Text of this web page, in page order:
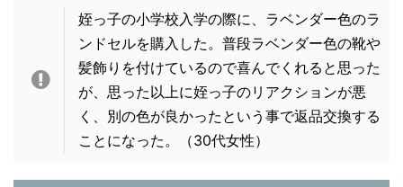
姪っ子の小学校入学の際に、ラベンダー色のラ
ンドセルを購入した。普段ラベンダー色の靴や
髪飾りを付けているので喜んでくれると思った
が、思った以上に姪っ子のリアクションが悪
く、別の色が良かったという事で返品交換する
ことになった。（30代女性）